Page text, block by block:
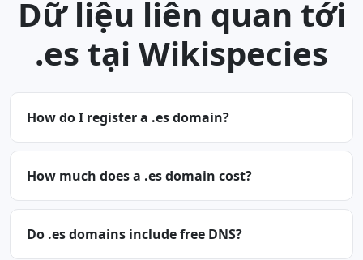
Dữ liệu liên quan tới
.es tại Wikispecies
How do I register a .es domain?
How much does a .es domain cost?
Do .es domains include free DNS?